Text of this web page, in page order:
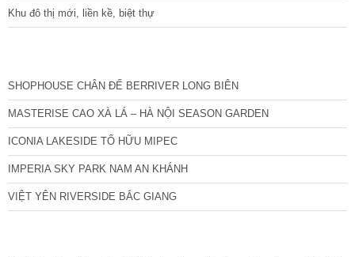
Khu đô thị mới, liền kề, biệt thự
SHOPHOUSE CHÂN ĐẾ BERRIVER LONG BIÊN
MASTERISE CAO XÀ LÁ – HÀ NỘI SEASON GARDEN
ICONIA LAKESIDE TỐ HỮU MIPEC
IMPERIA SKY PARK NAM AN KHÁNH
VIỆT YÊN RIVERSIDE BẮC GIANG